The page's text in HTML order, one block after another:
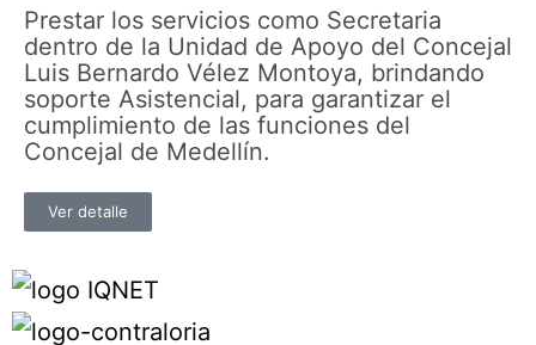
Prestar los servicios como Secretaria
dentro de la Unidad de Apoyo del Concejal
Luis Bernardo Vélez Montoya, brindando
soporte Asistencial, para garantizar el
cumplimiento de las funciones del
Concejal de Medellín.
Ver detalle